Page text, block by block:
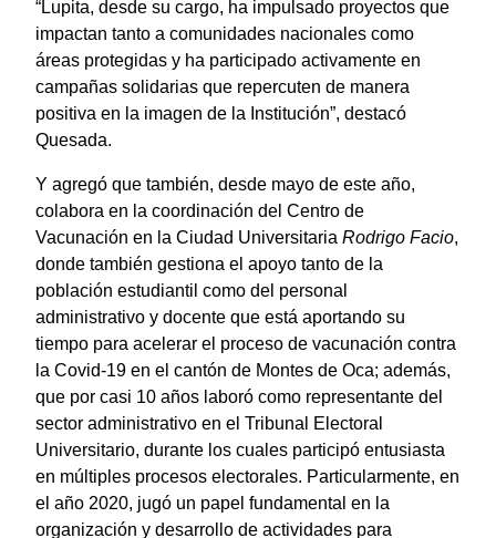
“Lupita, desde su cargo, ha impulsado proyectos que
impactan tanto a comunidades nacionales como
áreas protegidas y ha participado activamente en
campañas solidarias que repercuten de manera
positiva en la imagen de la Institución”, destacó
Quesada.
Y agregó que también, desde mayo de este año,
colabora en la coordinación del Centro de
Vacunación en la Ciudad Universitaria Rodrigo Facio,
donde también gestiona el apoyo tanto de la
población estudiantil como del personal
administrativo y docente que está aportando su
tiempo para acelerar el proceso de vacunación contra
la Covid-19 en el cantón de Montes de Oca; además,
que por casi 10 años laboró como representante del
sector administrativo en el Tribunal Electoral
Universitario, durante los cuales participó entusiasta
en múltiples procesos electorales. Particularmente, en
el año 2020, jugó un papel fundamental en la
organización y desarrollo de actividades para